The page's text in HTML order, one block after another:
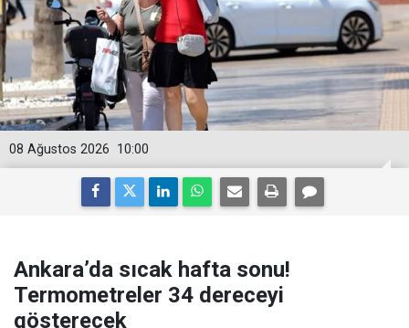
10:00
08 Ağustos 2026
Ankara’da sıcak hafta sonu!
Termometreler 34 dereceyi
gösterecek